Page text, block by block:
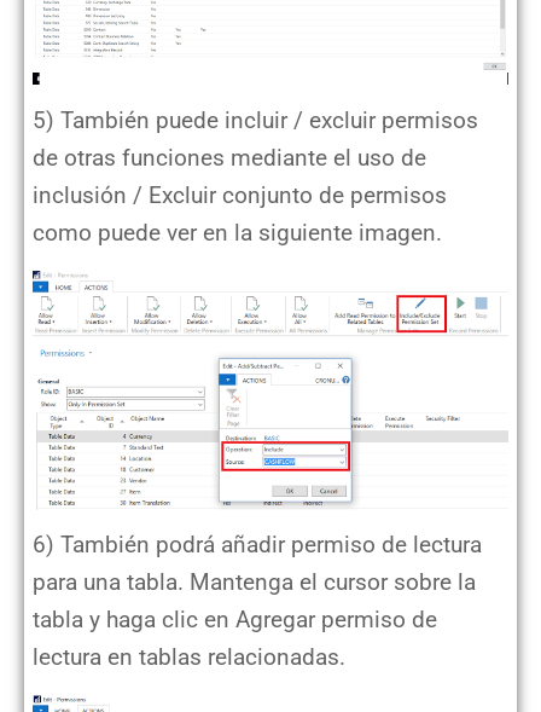
5) También puede incluir / excluir permisos
de otras funciones mediante el uso de
inclusión / Excluir conjunto de permisos
como puede ver en la siguiente imagen.
6) También podrá añadir permiso de lectura
para una tabla. Mantenga el cursor sobre la
tabla y haga clic en Agregar permiso de
lectura en tablas relacionadas.